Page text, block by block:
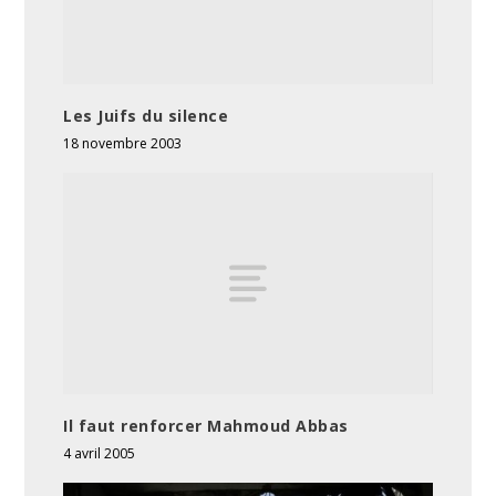
Les Juifs du silence
18 novembre 2003
Il faut renforcer Mahmoud Abbas
4 avril 2005